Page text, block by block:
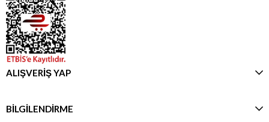
ALIŞVERİŞ YAP
BİLGİLENDİRME